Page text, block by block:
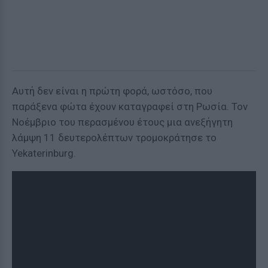
Αυτή δεν είναι η πρώτη φορά, ωστόσο, που
παράξενα φώτα έχουν καταγραφεί στη Ρωσία. Τον
Νοέμβριο του περασμένου έτους μια ανεξήγητη
λάμψη 11 δευτερολέπτων τρομοκράτησε το
Yekaterinburg.